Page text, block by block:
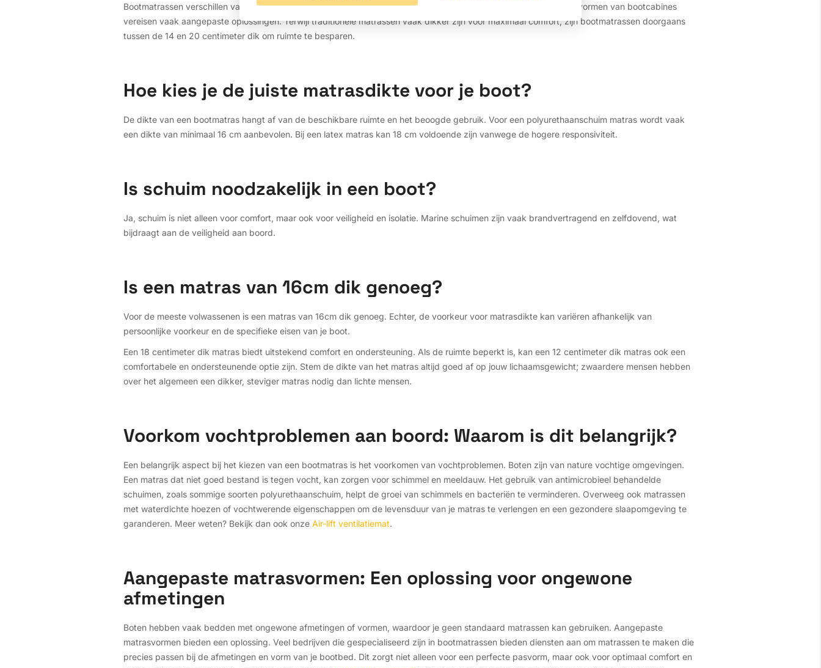
Bootmatrassen verschillen van standaardmatrassen in grootte, dikte en materialen. De beperkte ruimte en unieke vormen van bootcabines
vereisen vaak aangepaste oplossingen. Terwijl traditionele matrassen vaak dikker zijn voor maximaal comfort, zijn bootmatrassen doorgaans
tussen de 14 en 20 centimeter dik om ruimte te besparen.
Hoe kies je de juiste matrasdikte voor je boot?
De dikte van een bootmatras hangt af van de beschikbare ruimte en het beoogde gebruik. Voor een polyurethaanschuim matras wordt vaak
een dikte van minimaal 16 cm aanbevolen. Bij een latex matras kan 18 cm voldoende zijn vanwege de hogere responsiviteit.
Is schuim noodzakelijk in een boot?
Ja, schuim is niet alleen voor comfort, maar ook voor veiligheid en isolatie. Marine schuimen zijn vaak brandvertragend en zelfdovend, wat
bijdraagt aan de veiligheid aan boord.
Is een matras van 16cm dik genoeg?
Voor de meeste volwassenen is een matras van 16cm dik genoeg. Echter, de voorkeur voor matrasdikte kan variëren afhankelijk van
persoonlijke voorkeur en de specifieke eisen van je boot.
Een 18 centimeter dik matras biedt uitstekend comfort en ondersteuning. Als de ruimte beperkt is, kan een 12 centimeter dik matras ook een
comfortabele en ondersteunende optie zijn. Stem de dikte van het matras altijd goed af op jouw lichaamsgewicht; zwaardere mensen hebben
over het algemeen een dikker, steviger matras nodig dan lichte mensen.
Voorkom vochtproblemen aan boord: Waarom is dit belangrijk?
Een belangrijk aspect bij het kiezen van een bootmatras is het voorkomen van vochtproblemen. Boten zijn van nature vochtige omgevingen.
Een matras dat niet goed bestand is tegen vocht, kan zorgen voor schimmel en meeldauw. Het gebruik van antimicrobieel behandelde
schuimen, zoals sommige soorten polyurethaanschuim, helpt de groei van schimmels en bacteriën te verminderen. Overweeg ook matrassen
met waterdichte hoezen of vochtwerende eigenschappen om de levensduur van je matras te verlengen en een gezondere slaapomgeving te
garanderen. Meer weten? Bekijk dan ook onze Air-lift ventilatiemat.
Aangepaste matrasvormen: Een oplossing voor ongewone
afmetingen
Boten hebben vaak bedden met ongewone afmetingen of vormen, waardoor je geen standaard matrassen kan gebruiken. Aangepaste
matrasvormen bieden een oplossing. Veel bedrijven die gespecialiseerd zijn in bootmatrassen bieden diensten aan om matrassen te maken die
precies passen bij de afmetingen en vorm van je bootbed. Dit zorgt niet alleen voor een perfecte pasvorm, maar ook voor optimaal comfort en